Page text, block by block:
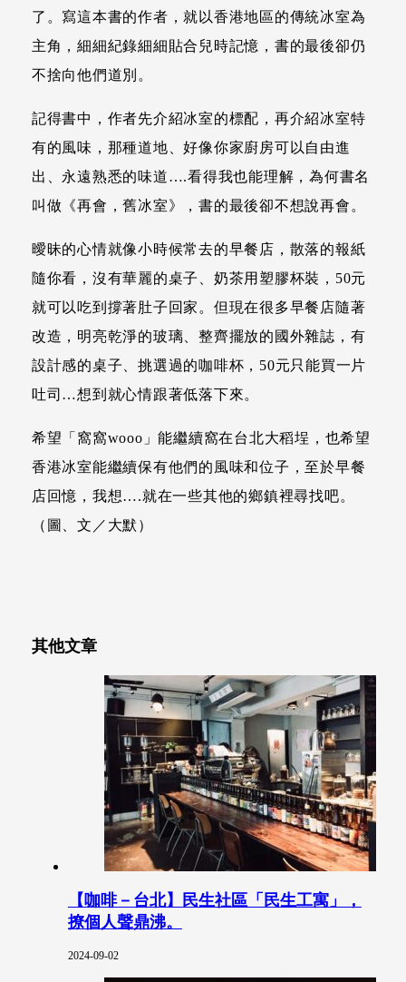
了。寫這本書的作者，就以香港地區的傳統冰室為
主角，細細紀錄細細貼合兒時記憶，書的最後卻仍
不捨向他們道別。
記得書中，作者先介紹冰室的標配，再介紹冰室特
有的風味，那種道地、好像你家廚房可以自由進
出、永遠熟悉的味道….看得我也能理解，為何書名
叫做《再會，舊冰室》，書的最後卻不想說再會。
曖昧的心情就像小時候常去的早餐店，散落的報紙
隨你看，沒有華麗的桌子、奶茶用塑膠杯裝，50元
就可以吃到撐著肚子回家。但現在很多早餐店隨著
改造，明亮乾淨的玻璃、整齊擺放的國外雜誌，有
設計感的桌子、挑選過的咖啡杯，50元只能買一片
吐司…想到就心情跟著低落下來。
希望「窩窩wooo」能繼續窩在台北大稻埕，也希望
香港冰室能繼續保有他們的風味和位子，至於早餐
店回憶，我想….就在一些其他的鄉鎮裡尋找吧。
（圖、文／大默）
其他文章
【咖啡－台北】民生社區「民生工寓」，
撩個人聲鼎沸。
2024-09-02